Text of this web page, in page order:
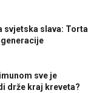
svjetska slava: Torta
sve je
drže kraj kreveta?